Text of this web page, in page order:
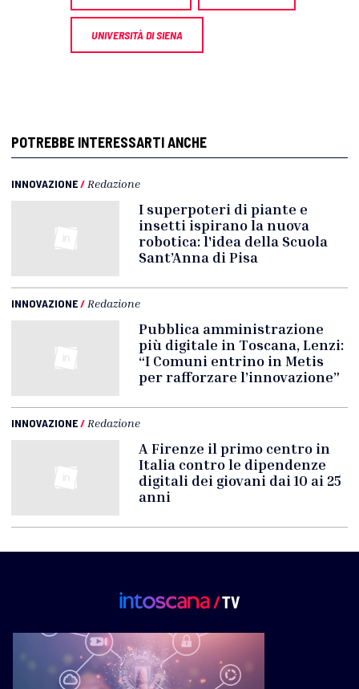
UNIVERSITÀ DI SIENA
POTREBBE INTERESSARTI ANCHE
INNOVAZIONE/ Redazione
I superpoteri di piante e
insetti ispirano la nuova
robotica: l'idea della Scuola
Sant’Anna di Pisa
INNOVAZIONE/ Redazione
Pubblica amministrazione
più digitale in Toscana, Lenzi:
“I Comuni entrino in Metis
per rafforzare l’innovazione”
INNOVAZIONE/ Redazione
A Firenze il primo centro in
Italia contro le dipendenze
digitali dei giovani dai 10 ai 25
anni